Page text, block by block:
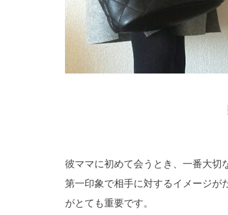
彼ママに初めて会うとき、一番大切
第一印象で相手に対するイメージが
がとても重要です。